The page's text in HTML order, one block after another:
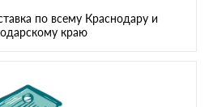
по всему Краснодару и
краю